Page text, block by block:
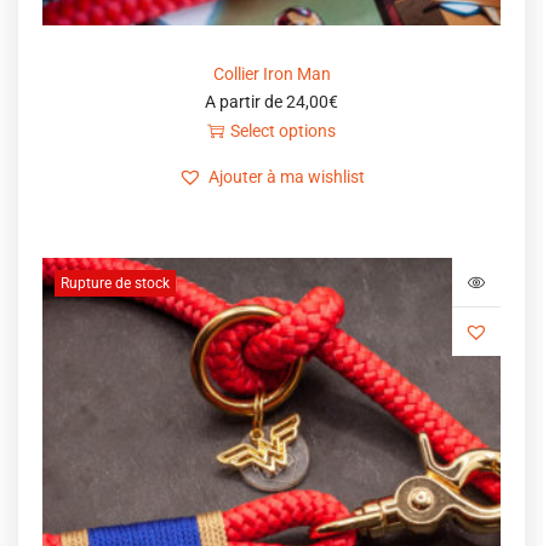
Collier Iron Man
A partir de24,00€
Select options
Ajouter à ma wishlist
Rupture de stock